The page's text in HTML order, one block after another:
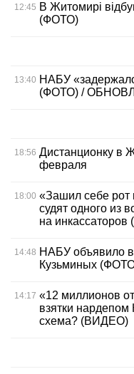
12:45 В Житомирі
(ФОТО)
13:40 НАБУ
(ФОТО) /
18:56 Дистанционку в
февраля
18:00 «Зашил себе рот
судят одного из
на
14:48 НАБУ объявило в
Кузьминых
14:17 «12 миллионов
взятки нардепом
схема? (ВИДЕО)